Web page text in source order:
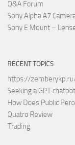
Q&A Forum
Sony Alpha A7
Sony E Mount –
RECENT TOPICS
https://
Seeking a GPT
How Does Public
Quatro Review
Trading